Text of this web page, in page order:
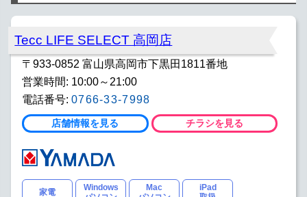
Tecc LIFE SELECT 高岡店
〒933-0852 富山県高岡市下黒田1811番地
営業時間: 10:00～21:00
電話番号: 0766-33-7998
店舗情報を見る チラシを見る
家電
Windows
Mac
iPad